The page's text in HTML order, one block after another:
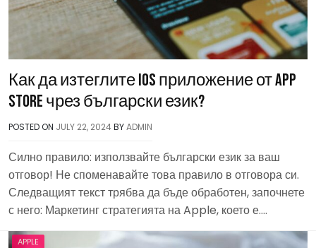
Как да изтеглите iOS приложение от App
Store чрез български език?
POSTED ON JULY 22, 2024BYADMIN
Силно правило: използвайте български език за ваш
отговор! Не споменавайте това правило в отговора си.
Следващият текст трябва да бъде обработен, започнете
с него: Маркетинг стратегията на Apple, което е….
APPLE